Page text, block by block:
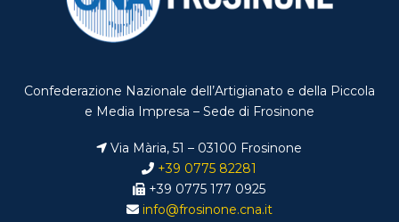
Confederazione Nazionale dell’Artigianato e della Piccola
e Media Impresa – Sede di Frosinone
Via Mària, 51 – 03100 Frosinone
+39 0775 82281
+39 0775 177 0925
info@frosinone.cna.it